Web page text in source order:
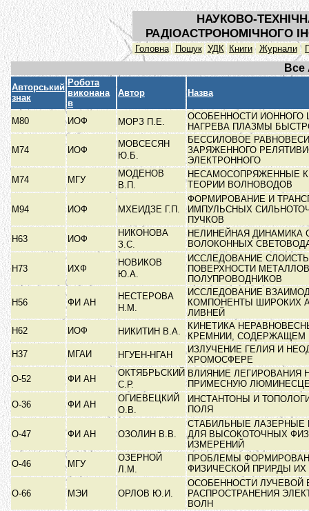
НАУКОВО-
РАДІОАСТРОНОМІЧНОГО
Головна Пошук УДК Книги Журнали
Все
Авторський
знак
Робота
виконана
в
Автор Назва
М80 ИОФ МОРЗ П.Е.
ОСОБЕННОСТИ ИОННОГО
НАГРЕВА ПЛАЗМЫ
М74 ИОФ
МОВСЕСЯН
Ю.Б.
БЕССИЛОВОЕ
ЗАРЯЖЕННОГО
ЭЛЕКТРОННОГО
М74
МГУ
МОДЕНОВ
В.П.
НЕСАМОСОПРЯЖЕННЫЕ
ТЕОРИИ ВОЛНОВОДОВ
М94 ИОФ МХЕИДЗЕ Г.П.
ФОРМИРОВАНИЕ И
ИМПУЛЬСНЫХ
ПУЧКОВ
Н63
ИОФ
НИКОНОВА
З.С.
НЕЛИНЕЙНАЯ ДИНАМИКА
ВОЛОКОННЫХ
Н73 ИХФ
НОВИКОВ
Ю.А.
ИССЛЕДОВАНИЕ
ПОВЕРХНОСТИ
ПОЛУПРОВОДНИКОВ
Н56 ФИ АН
НЕСТЕРОВА
Н.М.
ИССЛЕДОВАНИЕ
КОМПОНЕНТЫ ШИРОКИХ
ЛИВНЕЙ
Н62
ИОФ НИКИТИН В.А.
КИНЕТИКА
КРЕМНИИ, СОДЕРЖАЩЕМ
Н37
МГАИ НГУЕН-НГАН
ИЗЛУЧЕНИЕ ГЕЛИЯ И
ХРОМОСФЕРЕ
О-52
ФИ АН
ОКТЯБРЬСКИЙ
С.Р.
ВЛИЯНИЕ ЛЕГИРОВАНИЯ
ПРИМЕСНУЮ
О-36
ФИ АН
ОГИЕВЕЦКИЙ
О.В.
ИНСТАНТОНЫ И
ПОЛЯ
О-47 ФИ АН ОЗОЛИН В.В.
СТАБИЛЬНЫЕ
ДЛЯ ВЫСОКОТОЧНЫХ
ИЗМЕРЕНИЙ
О-46
МГУ
ОЗЕРНОЙ
Л.М.
ПРОБЛЕМЫ
ФИЗИЧЕСКОЙ ПРИРДЫ
О-66 МЭИ ОРЛОВ Ю.И.
ОСОБЕННОСТИ ЛУЧЕВОЙ
РАСПРОСТРАНЕНИЯ
ВОЛН